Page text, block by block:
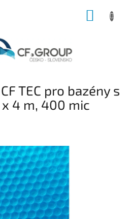
TEC pro bazény s
4 m, 400 mic